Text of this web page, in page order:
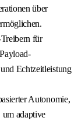
über
für
Echtzeitleistung
Autonomie,
um adaptive